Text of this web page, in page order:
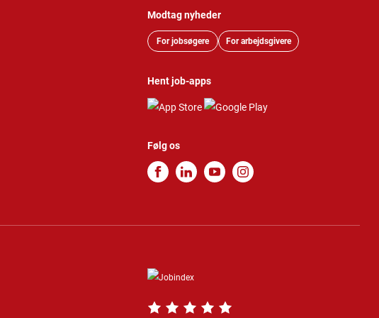
Modtag nyheder
For jobsøgere For arbejdsgivere
Hent job-apps
Følg os